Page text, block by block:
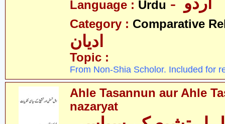
Language : Urdu
Category : Comparative
ادیان
Topic :
From Non-Shia Scholor. Included for
Ahle Tasannun aur Ahle
nazaryat